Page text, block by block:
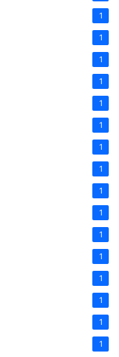
1
1
1
1
1
1
1
1
1
1
1
1
1
1
1
1